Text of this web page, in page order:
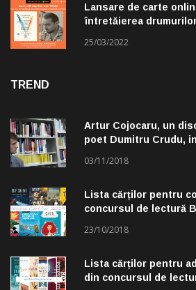
Lansare de carte
întretăierea
25/03/2022
TREND
Artur Cojocaru, un
poet Dumitru Crudu,
03/11/2018
Lista cărților pentru
concursul de lectură
23/10/2018
Lista cărților pentru
din concursul de